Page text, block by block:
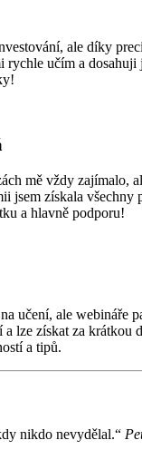
ale díky
rychle učím a
mě vždy zajímalo,
jsem získala všechny
a hlavně podporu!
učení, ale webináře
lze získat za krátkou
a tipů.
nikdo nevydělal.“